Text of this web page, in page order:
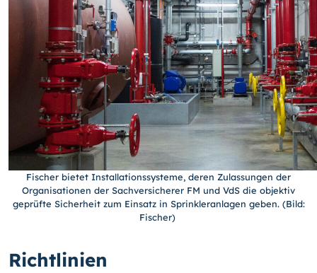
Fischer bietet Installationssysteme, deren Zulassungen der
Organisationen der Sachversicherer FM und VdS die objektiv
geprüfte Sicherheit zum Einsatz in Sprinkleranlagen geben. (Bild:
Fischer)
Richtlinien